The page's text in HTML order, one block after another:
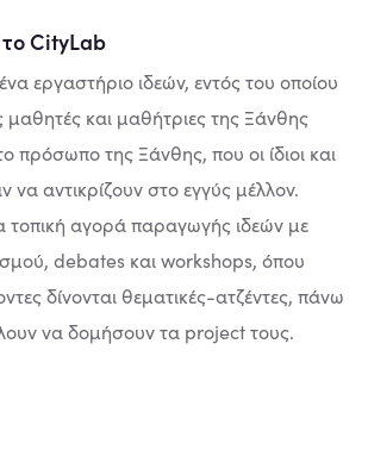
το CityLab
εργαστήριο ιδεών, εντός του οποίου
μαθητές και μαθήτριες της Ξάνθης
πρόσωπο της Ξάνθης, που οι ίδιοι και
να αντικρίζουν στο εγγύς μέλλον.
τοπική αγορά παραγωγής ιδεών με
debates και workshops, όπου
δίνονται θεματικές-ατζέντες, πάνω
να δομήσουν τα project τους.